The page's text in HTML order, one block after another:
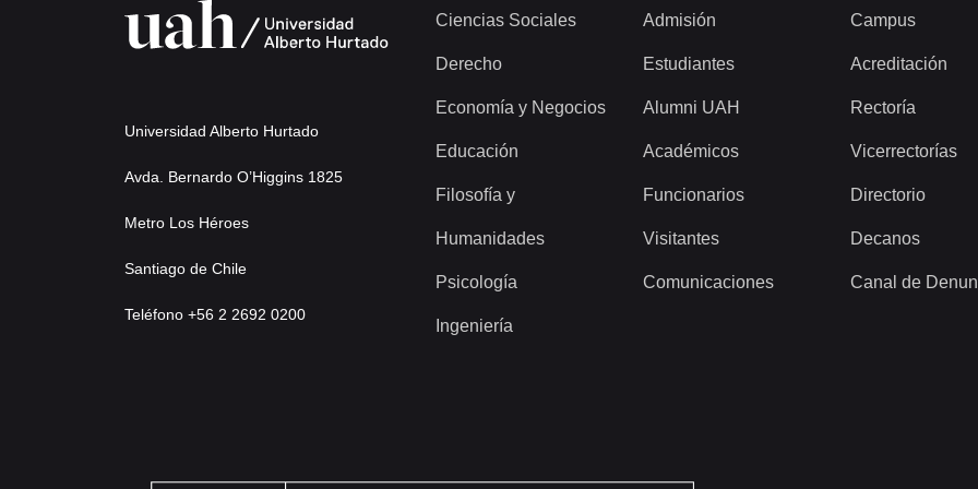
Universidad Alberto Hurtado
Avda. Bernardo O’Higgins 1825
Metro Los Héroes
Santiago de Chile
Teléfono +56 2 2692 0200
Ciencias Sociales
Derecho
Economía y Negocios
Educación
Filosofía y
Humanidades
Psicología
Ingeniería
Admisión
Estudiantes
Alumni UAH
Académicos
Funcionarios
Visitantes
Comunicaciones
Campus
Acreditación
Rectoría
Vicerrectorías
Directorio
Decanos
Canal de